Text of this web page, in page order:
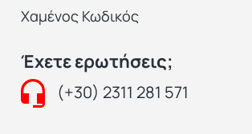
Χαμένος Κωδικός
Έχετε ερωτήσεις;
(+30) 2311 281 571